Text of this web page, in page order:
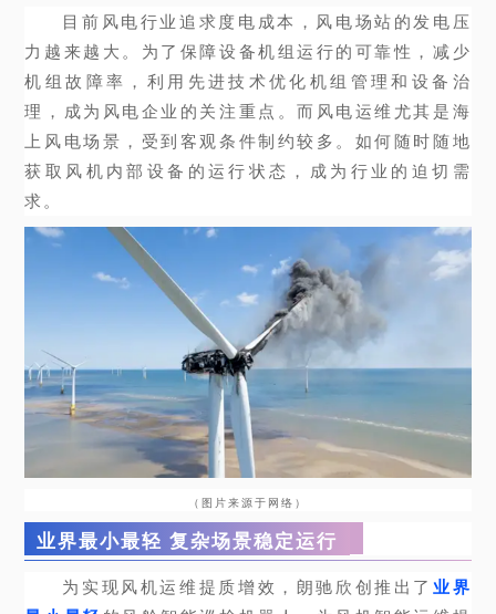
目前风电行业追求度电成本，风电场站的发电压
力越来越大。为了保障设备机组运行的可靠性，减少
机组故障率，利用先进技术优化机组管理和设备治
理，成为风电企业的关注重点。而风电运维尤其是海
上风电场景，受到客观条件制约较多。如何随时随地
获取风机内部设备的运行状态，成为行业的迫切需
求。
（图片来源于网络）
业界最小最轻 复杂场景稳定运行
为实现风机运维提质增效，朗驰欣创推出了 业界